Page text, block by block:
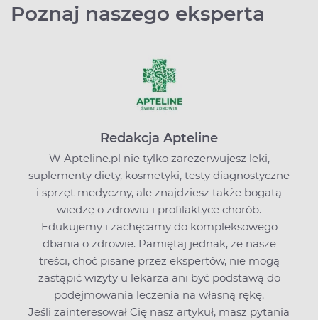
Poznaj naszego eksperta
Redakcja Apteline
W Apteline.pl nie tylko zarezerwujesz leki,
suplementy diety, kosmetyki, testy diagnostyczne
i sprzęt medyczny, ale znajdziesz także bogatą
wiedzę o zdrowiu i profilaktyce chorób.
Edukujemy i zachęcamy do kompleksowego
dbania o zdrowie. Pamiętaj jednak, że nasze
treści, choć pisane przez ekspertów, nie mogą
zastąpić wizyty u lekarza ani być podstawą do
podejmowania leczenia na własną rękę.
Jeśli zainteresował Cię nasz artykuł, masz pytania